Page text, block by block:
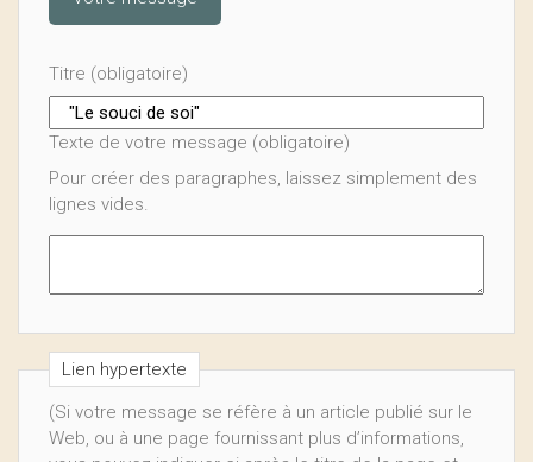
Titre (obligatoire)
Texte de votre message (obligatoire)
Pour créer des paragraphes, laissez simplement des
lignes vides.
Lien hypertexte
(Si votre message se réfère à un article publié sur le
Web, ou à une page fournissant plus d’informations,